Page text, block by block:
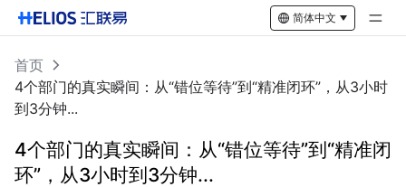
简体中文
首页
4个部门的真实瞬间：从“错位等待”到“精准闭环”，从3小时
到3分钟...
4个部门的真实瞬间：从“错位等待”到“精准闭
环”，从3小时到3分钟...